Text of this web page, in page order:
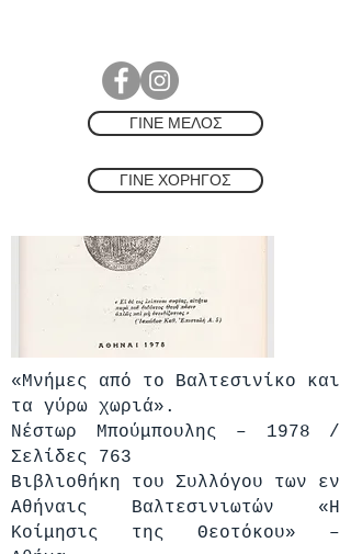
ΓΙΝΕ ΜΕΛΟΣ
ΓΙΝΕ ΧΟΡΗΓΟΣ
«Μνήμες από το Βαλτεσινίκο και
τα γύρω χωριά».
Νέστωρ Μπούμπουλης – 1978 /
Σελίδες 763
Βιβλιοθήκη του Συλλόγου των εν
Αθήναις Βαλτεσινιωτών «Η
Κοίμησις της Θεοτόκου» –